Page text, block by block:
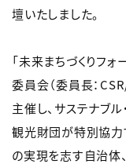
壇いたしました。
「未来まちづくりフォ
委員会（委員長：
主催し、サステナブ
観光財団が特別協力
の実現を志す自治体